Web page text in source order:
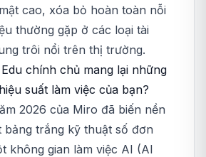
cao, xóa bỏ hoàn toàn nỗi
thường gặp ở các loại tài
trôi nổi trên thị trường.
chính chủ mang lại những
suất làm việc của bạn?
2026 của Miro đã biến nền
bảng trắng kỹ thuật số đơn
không gian làm việc AI (AI